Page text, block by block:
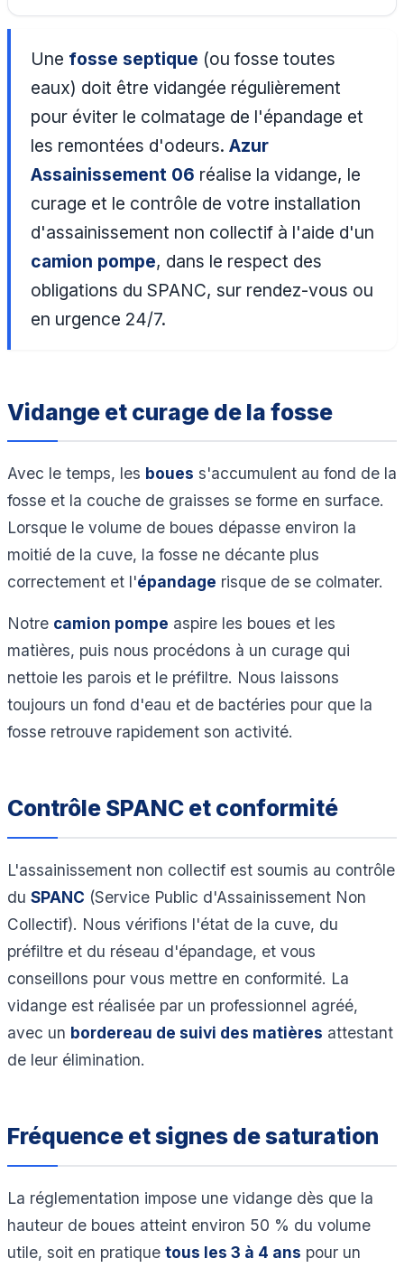
Une fosse septique (ou fosse toutes
eaux) doit être vidangée régulièrement
pour éviter le colmatage de l'épandage et
les remontées d'odeurs.Azur
Assainissement 06 réalise la vidange, le
curage et le contrôle de votre installation
d'assainissement non collectif à l'aide d'un
camion pompe, dans le respect des
obligations du SPANC, sur rendez-vous ou
en urgence 24/7.
Vidange et curage de la fosse
Avec le temps, les boues s'accumulent au fond de la
fosse et la couche de graisses se forme en surface.
Lorsque le volume de boues dépasse environ la
moitié de la cuve, la fosse ne décante plus
correctement et l'épandage risque de se colmater.
Notre camion pompe aspire les boues et les
matières, puis nous procédons à un curage qui
nettoie les parois et le préfiltre. Nous laissons
toujours un fond d'eau et de bactéries pour que la
fosse retrouve rapidement son activité.
Contrôle SPANC et conformité
L'assainissement non collectif est soumis au contrôle
du SPANC (Service Public d'Assainissement Non
Collectif). Nous vérifions l'état de la cuve, du
préfiltre et du réseau d'épandage, et vous
conseillons pour vous mettre en conformité. La
vidange est réalisée par un professionnel agréé,
avec un bordereau de suivi des matières attestant
de leur élimination.
Fréquence et signes de saturation
La réglementation impose une vidange dès que la
hauteur de boues atteint environ 50 % du volume
utile, soit en pratique tous les 3 à 4 ans pour un